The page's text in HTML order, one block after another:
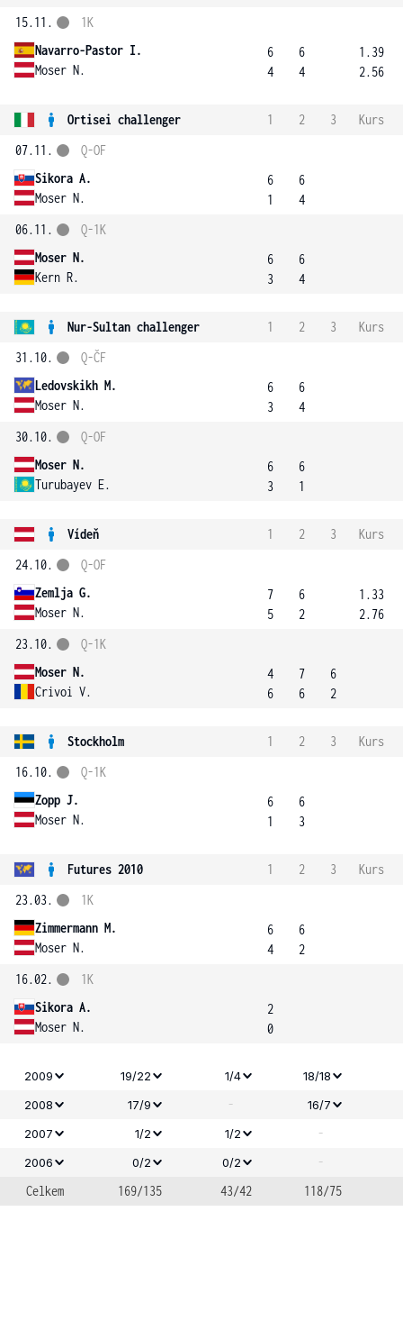
15.11.
Navarro-Pastor I.
Moser N.
1K
6
4
6
4
1.39
2.56
Ortisei challenger 1 2 3
Kurs
07.11.
Sikora A.
Moser N.
Q-OF
6
1
6
4
06.11.
Moser N.
Kern R.
Q-1K
6
3
6
4
Nur-Sultan challenger 1 2 3
Kurs
31.10.
Ledovskikh M.
Moser N.
Q-ČF
6
3
6
4
30.10.
Moser N.
Turubayev E.
Q-OF
6
3
6
1
Vídeň 1 2 3
Kurs
24.10.
Zemlja G.
Moser N.
Q-OF
7
5
6
2
1.33
2.76
23.10.
Moser N.
Crivoi V.
Q-1K
4
6
7
6
6
2
Stockholm 1 2 3
Kurs
16.10.
Zopp J.
Moser N.
Q-1K
6
1
6
3
Futures 2010 1 2 3
Kurs
23.03.
Zimmermann M.
Moser N.
1K
6
4
6
2
16.02.
Sikora A.
Moser N.
1K
2
0
2009 19/22 1/4
18/18
2008
17/9 -
16/7
2007
1/2 1/2 -
2006 0/2 0/2
-
Celkem
169/135 43/42 118/75